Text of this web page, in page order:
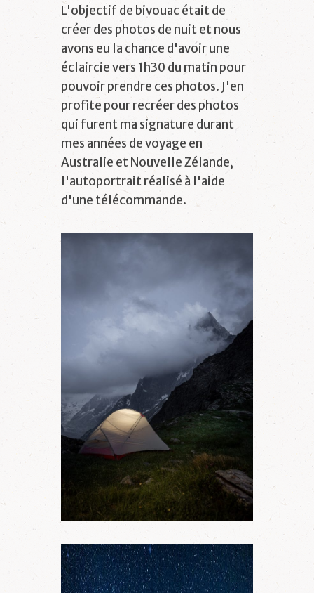
L'objectif de bivouac était de
créer des photos de nuit et nous
avons eu la chance d'avoir une
éclaircie vers 1h30 du matin pour
pouvoir prendre ces photos. J'en
profite pour recréer des photos
qui furent ma signature durant
mes années de voyage en
Australie et Nouvelle Zélande,
l'autoportrait réalisé à l'aide
d'une télécommande.